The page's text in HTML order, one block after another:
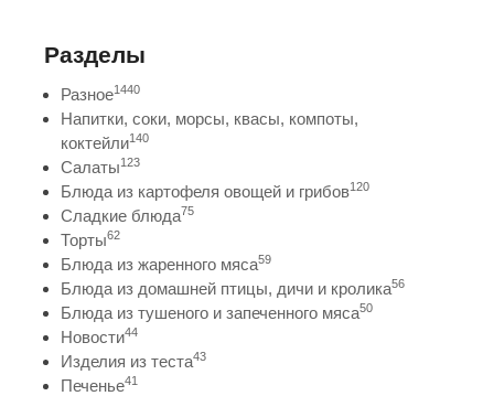
Разделы
Разное1440
Напитки, соки, морсы, квасы, компоты,
коктейли140
Салаты123
Блюда из картофеля овощей и грибов120
Сладкие блюда75
Торты62
Блюда из жаренного мяса59
Блюда из домашней птицы, дичи и кролика56
Блюда из тушеного и запеченного мяса50
Новости44
Изделия из теста43
Печенье41